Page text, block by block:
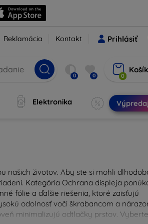
Reklamácia Kontakt Prihlásiť
0 0 0
Košík
Elektronika Výpredaj
našich životov. Aby ste si mohli
Kategória Ochrana displeja
fólie a ďalšie riešenia, ktoré zaisťujú
odolnosť voči škrabancom a
minimalizujú odtlačky prstov.